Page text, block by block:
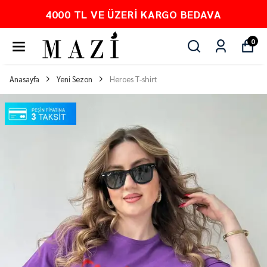
TL VE ÜZERI KARGO BEDAVA
0
Anasayfa Yeni Sezon Heroes T-shirt